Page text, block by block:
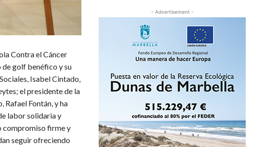
Contra el Cáncer
de golf benéfico y su
Isabel Cintado,
el presidente de la
Rafael Fontán, y ha
labor solidaria y
compromiso firme y
seguir ofreciendo
- Advertisement -